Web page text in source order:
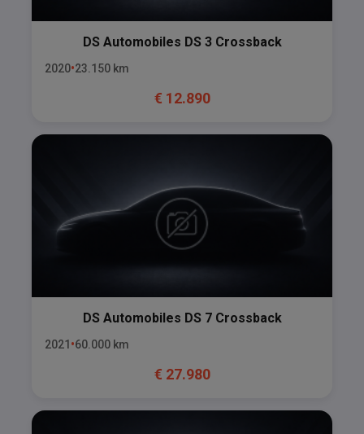
DS Automobiles DS 3 Crossback
2020 23.150 km
€ 12.890
DS Automobiles DS 7 Crossback
2021 60.000 km
€ 27.980